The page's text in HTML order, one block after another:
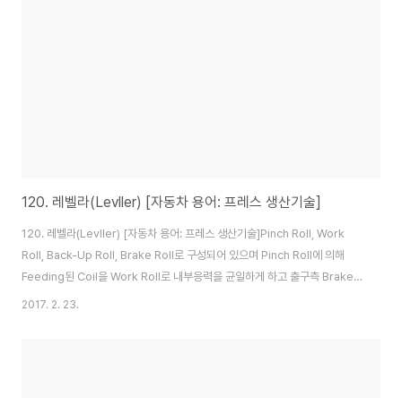
120. 레벨라(Levller) [자동차 용어: 프레스 생산기술]
120. 레벨라(Levller) [자동차 용어: 프레스 생산기술]Pinch Roll, Work
Roll, Back-Up Roll, Brake Roll로 구성되어 있으며 Pinch Roll에 의해
Feeding된 Coil을 Work Roll로 내부응력을 균일하게 하고 출구측 Brake
Roll은 Coil End부가 Looping Pit로 낙하하는 것을 방지한다.
2017. 2. 23.